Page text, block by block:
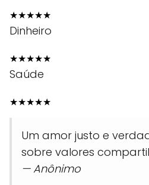
★★★★★
Dinheiro
★★★★★
Saúde
★★★★★
Um amor justo e
sobre valores
— Anônimo